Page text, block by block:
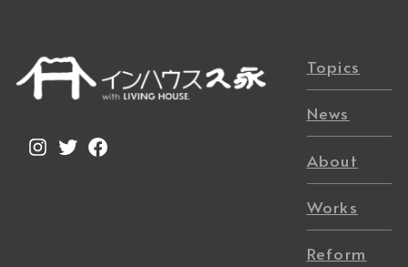
Instagram
TwitterFacebook
Topics
News
About
Works
Reform